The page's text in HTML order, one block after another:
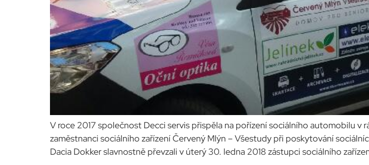
V roce 2017 společnost Decci servis přispěla na pořízení sociálního automobilu v
zaměstnanci sociálního zařízení Červený Mlýn – Všestudy při poskytování
Dacia Dokker slavnostně převzali v úterý 30. ledna 2018 zástupci sociálního